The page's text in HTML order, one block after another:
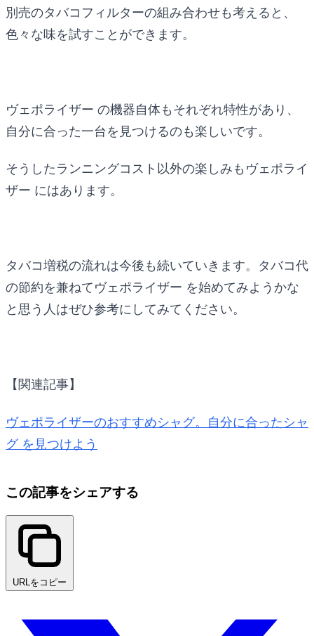
別売のタバコフィルターの組み合わせも考えると、
色々な味を試すことができます。
ヴェポライザー の機器自体もそれぞれ特性があり、
自分に合った一台を見つけるのも楽しいです。
そうしたランニングコスト以外の楽しみもヴェポライ
ザー にはあります。
タバコ増税の流れは今後も続いていきます。タバコ代
の節約を兼ねてヴェポライザー を始めてみようかな
と思う人はぜひ参考にしてみてください。
【関連記事】
ヴェポライザーのおすすめシャグ。自分に合ったシャ
グ を見つけよう
この記事をシェアする
URLをコピー